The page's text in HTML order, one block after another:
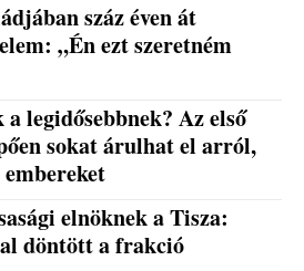
száz éven át
„Én ezt szeretném
legidősebbnek? Az első
sokat árulhat el arról,
elnöknek a Tisza:
döntött a frakció